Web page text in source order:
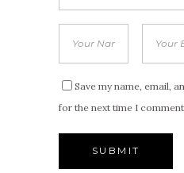
Save my name, email,
for the next time I